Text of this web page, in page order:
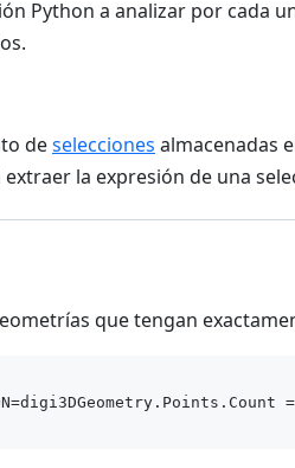
Python a analizar por cada
deselecciones almacenadas
la expresión de una
que tengan